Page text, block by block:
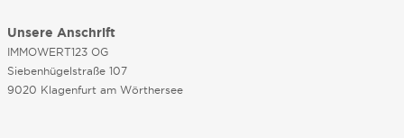
Unsere Anschrift
IMMOWERT123 OG
Siebenhügelstraße 107
9020 Klagenfurt am Wörthersee